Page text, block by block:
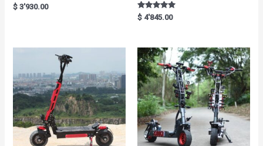
Rated
5.00
$ 3'930.00
Rated
5.00
$ 4'845.00